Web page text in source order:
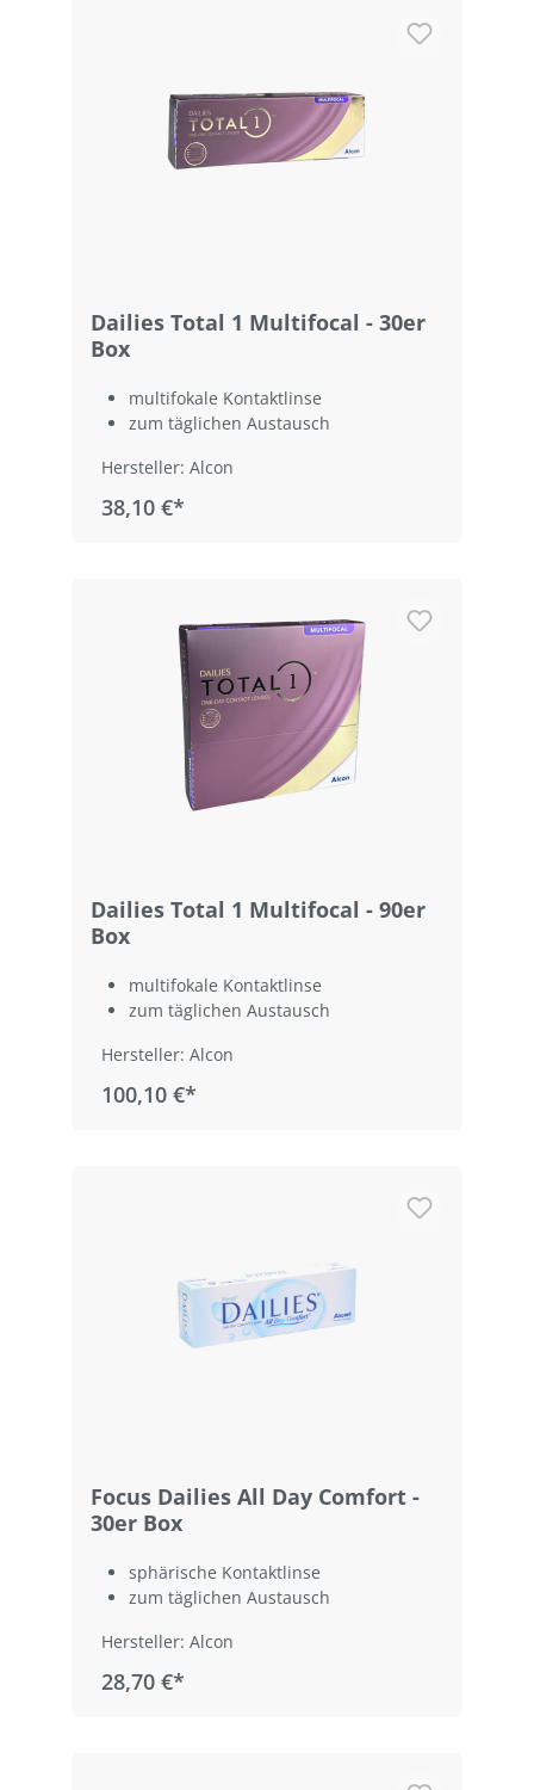
Dailies Total 1 Multifocal - 30er
Box
multifokale Kontaktlinse
zum täglichen Austausch
Hersteller: Alcon
38,10 €*
Dailies Total 1 Multifocal - 90er
Box
multifokale Kontaktlinse
zum täglichen Austausch
Hersteller: Alcon
100,10 €*
Focus Dailies All Day Comfort -
30er Box
sphärische Kontaktlinse
zum täglichen Austausch
Hersteller: Alcon
28,70 €*